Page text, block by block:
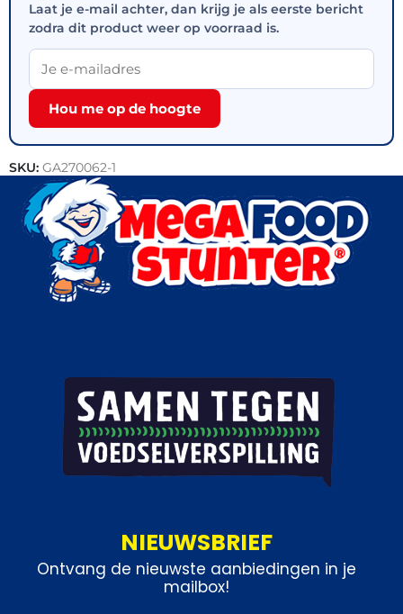
Laat je e-mail achter, dan krijg je als eerste bericht
zodra dit product weer op voorraad is.
Hou me op de hoogte
SKU: GA270062-1
Categorie: Outlet
NIEUWSBRIEF
Ontvang de nieuwste aanbiedingen in je
mailbox!